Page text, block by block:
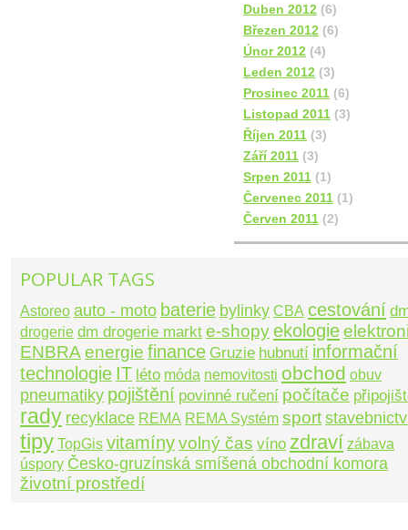
Duben 2012 (6)
Březen 2012 (6)
Únor 2012 (4)
Leden 2012 (3)
Prosinec 2011 (6)
Listopad 2011 (3)
Říjen 2011 (3)
Září 2011 (3)
Srpen 2011 (1)
Červenec 2011 (1)
Červen 2011 (2)
POPULAR TAGS
Astoreo auto - moto baterie bylinky CBA cestování
drogerie dm drogerie markt e-shopyekologie
ENBRA energie finance Gruzie hubnutí informační
technologie IT léto móda nemovitosti obchod obuv
pneumatiky pojištění povinné ručení počítače
rady recyklace REMA REMA Systém sport
tipy TopGis vitamínyvolný čas víno zdraví zábava
úspory Česko-gruzínská smíšená obchodní komora
životní prostředí